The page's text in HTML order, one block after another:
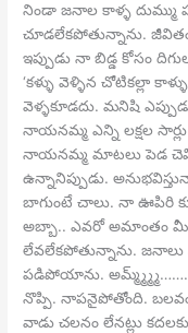
నిండా జనాల కాళ్ళ దుమ్ము
చూడలేకపోతున్నాను.
ఇప్పుడు నా బిడ్డ కోసం
‘కళ్ళు వెళ్ళిన చోటికల్లా
వెళ్ళకూడదు. మనిషి
నాయనమ్మ ఎన్ని లక్షల
నాయనమ్మ మాటలు పెడ
ఉన్నానిప్పుడు.
బాగుంటే చాలు. నా ఊపిరి
అబ్బా.. ఎవరో అమాంతం
లేవలేకపోతున్నాను. జనాలు
పడిపోయాను.
నొప్పి. నాపనైపోతోంది.
వాడు చలనం లేనట్లు